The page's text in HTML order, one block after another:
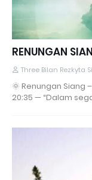
RENUNGAN
Three Bilan Rezkyta
🌞 Renungan Siang
20:35 — “Dalam